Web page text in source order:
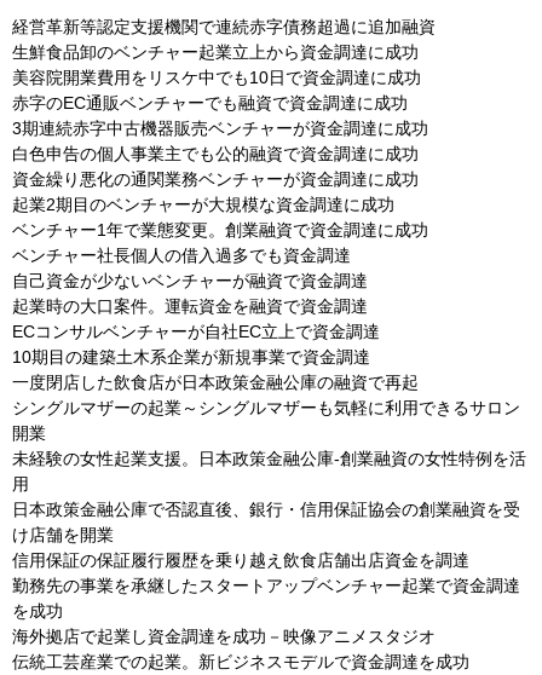
経営革新等認定支援機関で連続赤字債務超過に追加融資
生鮮食品卸のベンチャー起業立上から資金調達に成功
美容院開業費用をリスケ中でも10日で資金調達に成功
赤字のEC通販ベンチャーでも融資で資金調達に成功
3期連続赤字中古機器販売ベンチャーが資金調達に成功
白色申告の個人事業主でも公的融資で資金調達に成功
資金繰り悪化の通関業務ベンチャーが資金調達に成功
起業2期目のベンチャーが大規模な資金調達に成功
ベンチャー1年で業態変更。創業融資で資金調達に成功
ベンチャー社長個人の借入過多でも資金調達
自己資金が少ないベンチャーが融資で資金調達
起業時の大口案件。運転資金を融資で資金調達
ECコンサルベンチャーが自社EC立上で資金調達
10期目の建築土木系企業が新規事業で資金調達
一度閉店した飲食店が日本政策金融公庫の融資で再起
シングルマザーの起業～シングルマザーも気軽に利用できるサロン
開業
未経験の女性起業支援。日本政策金融公庫-創業融資の女性特例を活
用
日本政策金融公庫で否認直後、銀行・信用保証協会の創業融資を受
け店舗を開業
信用保証の保証履行履歴を乗り越え飲食店舗出店資金を調達
勤務先の事業を承継したスタートアップベンチャー起業で資金調達
を成功
海外拠店で起業し資金調達を成功－映像アニメスタジオ
伝統工芸産業での起業。新ビジネスモデルで資金調達を成功